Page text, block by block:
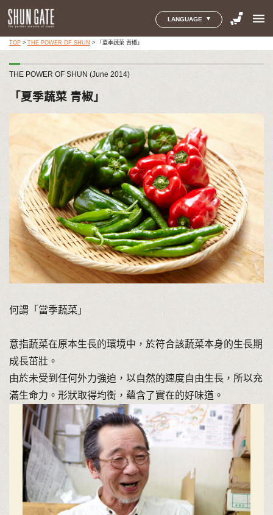
LANGUAGE menu
TOP> THE POWER OF SHUN > 「夏季蔬菜 青椒」
THE POWER OF SHUN (June 2014)
「夏季蔬菜 青椒」
何謂「當季蔬菜」
意指蔬菜在原本生長的環境中，於符合該蔬菜本身的生長期
成長茁壯。
由於未受到任何外力強迫，以自然的速度自由生長，所以充
滿生命力。形狀取得均衡，蘊含了實在的好味道。